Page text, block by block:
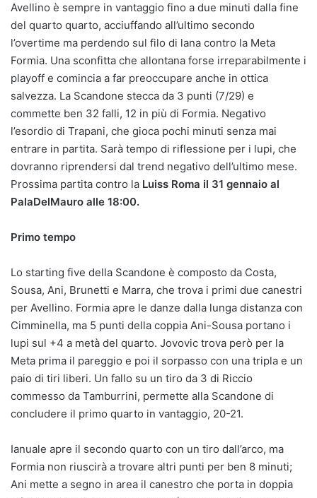
Avellino è sempre in vantaggio fino a due minuti dalla fine
del quarto quarto, acciuffando all’ultimo secondo
l’overtime ma perdendo sul filo di lana contro la Meta
Formia. Una sconfitta che allontana forse irreparabilmente i
playoff e comincia a far preoccupare anche in ottica
salvezza. La Scandone stecca da 3 punti (7/29) e
commette ben 32 falli, 12 in più di Formia. Negativo
l’esordio di Trapani, che gioca pochi minuti senza mai
entrare in partita. Sarà tempo di riflessione per i lupi, che
dovranno riprendersi dal trend negativo dell’ultimo mese.
Prossima partita contro la Luiss Roma il 31 gennaio al
PalaDelMauro alle 18:00.
Primo tempo
Lo starting five della Scandone è composto da Costa,
Sousa, Ani, Brunetti e Marra, che trova i primi due canestri
per Avellino. Formia apre le danze dalla lunga distanza con
Cimminella, ma 5 punti della coppia Ani-Sousa portano i
lupi sul +4 a metà del quarto. Jovovic trova però per la
Meta prima il pareggio e poi il sorpasso con una tripla e un
paio di tiri liberi. Un fallo su un tiro da 3 di Riccio
commesso da Tamburrini, permette alla Scandone di
concludere il primo quarto in vantaggio, 20-21.
Ianuale apre il secondo quarto con un tiro dall’arco, ma
Formia non riuscirà a trovare altri punti per ben 8 minuti;
Ani mette a segno in area il canestro che porta in doppia